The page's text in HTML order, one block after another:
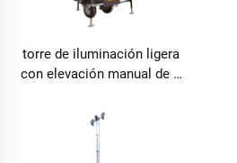
torre de iluminación ligera
con elevación manual de 7